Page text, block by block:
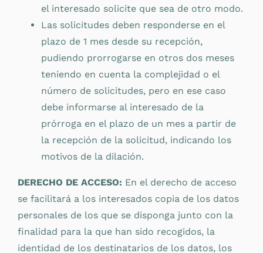
el interesado solicite que sea de otro modo.
Las solicitudes deben responderse en el
plazo de 1 mes desde su recepción,
pudiendo prorrogarse en otros dos meses
teniendo en cuenta la complejidad o el
número de solicitudes, pero en ese caso
debe informarse al interesado de la
prórroga en el plazo de un mes a partir de
la recepción de la solicitud, indicando los
motivos de la dilación.
DERECHO DE ACCESO: En el derecho de acceso
se facilitará a los interesados copia de los datos
personales de los que se disponga junto con la
finalidad para la que han sido recogidos, la
identidad de los destinatarios de los datos, los